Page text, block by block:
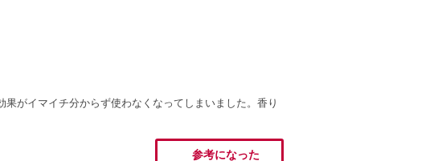
果がイマイチ分からず使わなくなってしまいました。香り
参考になった